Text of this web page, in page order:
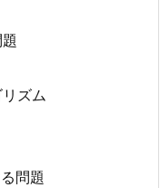
ズム
問題